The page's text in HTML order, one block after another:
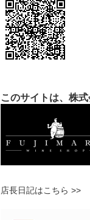
このサイトは、株
店長日記はこちら >>